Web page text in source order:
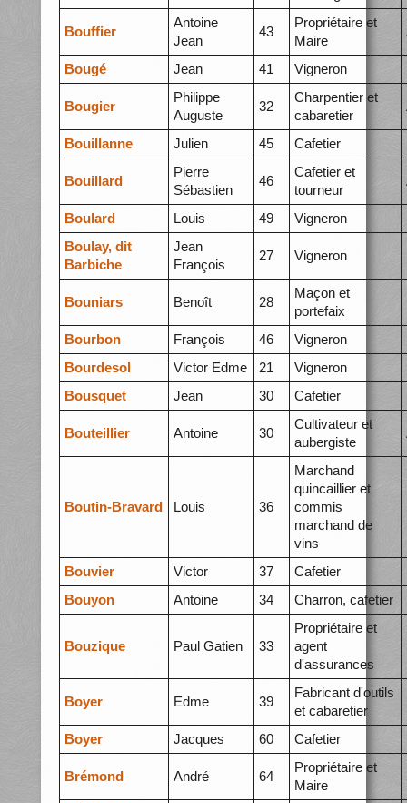
Bouffier
Antoine
Jean
43
Propriétaire et
Maire
Bougé Jean 41 Vigneron
Bougier
Philippe
Auguste
32
Charpentier et
cabaretier
Bouillanne Julien 45 Cafetier
Bouillard
Pierre
Sébastien
46
Cafetier et
tourneur
Boulard Louis 49 Vigneron
Boulay, dit
Barbiche
Jean
François
27 Vigneron
Bouniars Benoît 28
Maçon et
portefaix
Bourbon François 46 Vigneron
Bourdesol
Victor Edme 21 Vigneron
Bousquet
Jean 30 Cafetier
Bouteillier Antoine 30
Cultivateur et
aubergiste
Boutin-Bravard Louis 36
Marchand
quincaillier et
commis
marchand de
vins
Bouvier Victor 37 Cafetier
Bouyon
Antoine 34 Charron, cafetier
Bouzique Paul Gatien 33
Propriétaire et
agent
d'assurances
Boyer Edme 39
Fabricant d'outils
et cabaretier
Boyer Jacques 60 Cafetier
Brémond André 64
Propriétaire et
Maire